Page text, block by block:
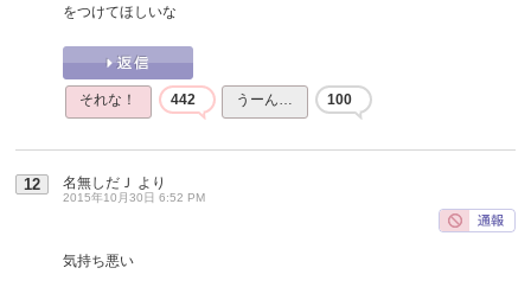
をつけてほしいな
それな！ 442 うーん… 100
12 名無しだＪ より
2015年10月30日 6:52 PM
気持ち悪い